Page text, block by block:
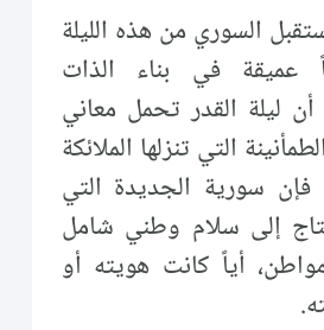
السوري من هذه الليلة
عميقة في بناء الذات
أن ليلة القدر تحمل معاني
التي تنزلها الملائكة
فإن سورية الجديدة التي
إلى سلام وطني شامل
أياً كانت هويته أو